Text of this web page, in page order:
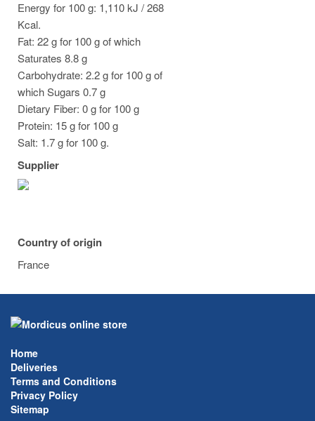
Energy for 100 g: 1,110 kJ / 268
Kcal.
Fat: 22 g for 100 g of which
Saturates 8.8 g
Carbohydrate: 2.2 g for 100 g of
which Sugars 0.7 g
Dietary Fiber: 0 g for 100 g
Protein: 15 g for 100 g
Salt: 1.7 g for 100 g.
Supplier
Country of origin
France
Home
Deliveries
Terms and Conditions
Privacy Policy
Sitemap